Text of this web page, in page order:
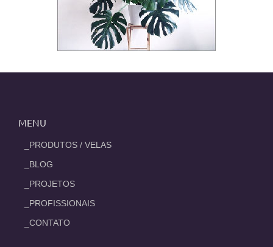
MENU
_PRODUTOS / VELAS
_BLOG
_PROJETOS
_PROFISSIONAIS
_CONTATO